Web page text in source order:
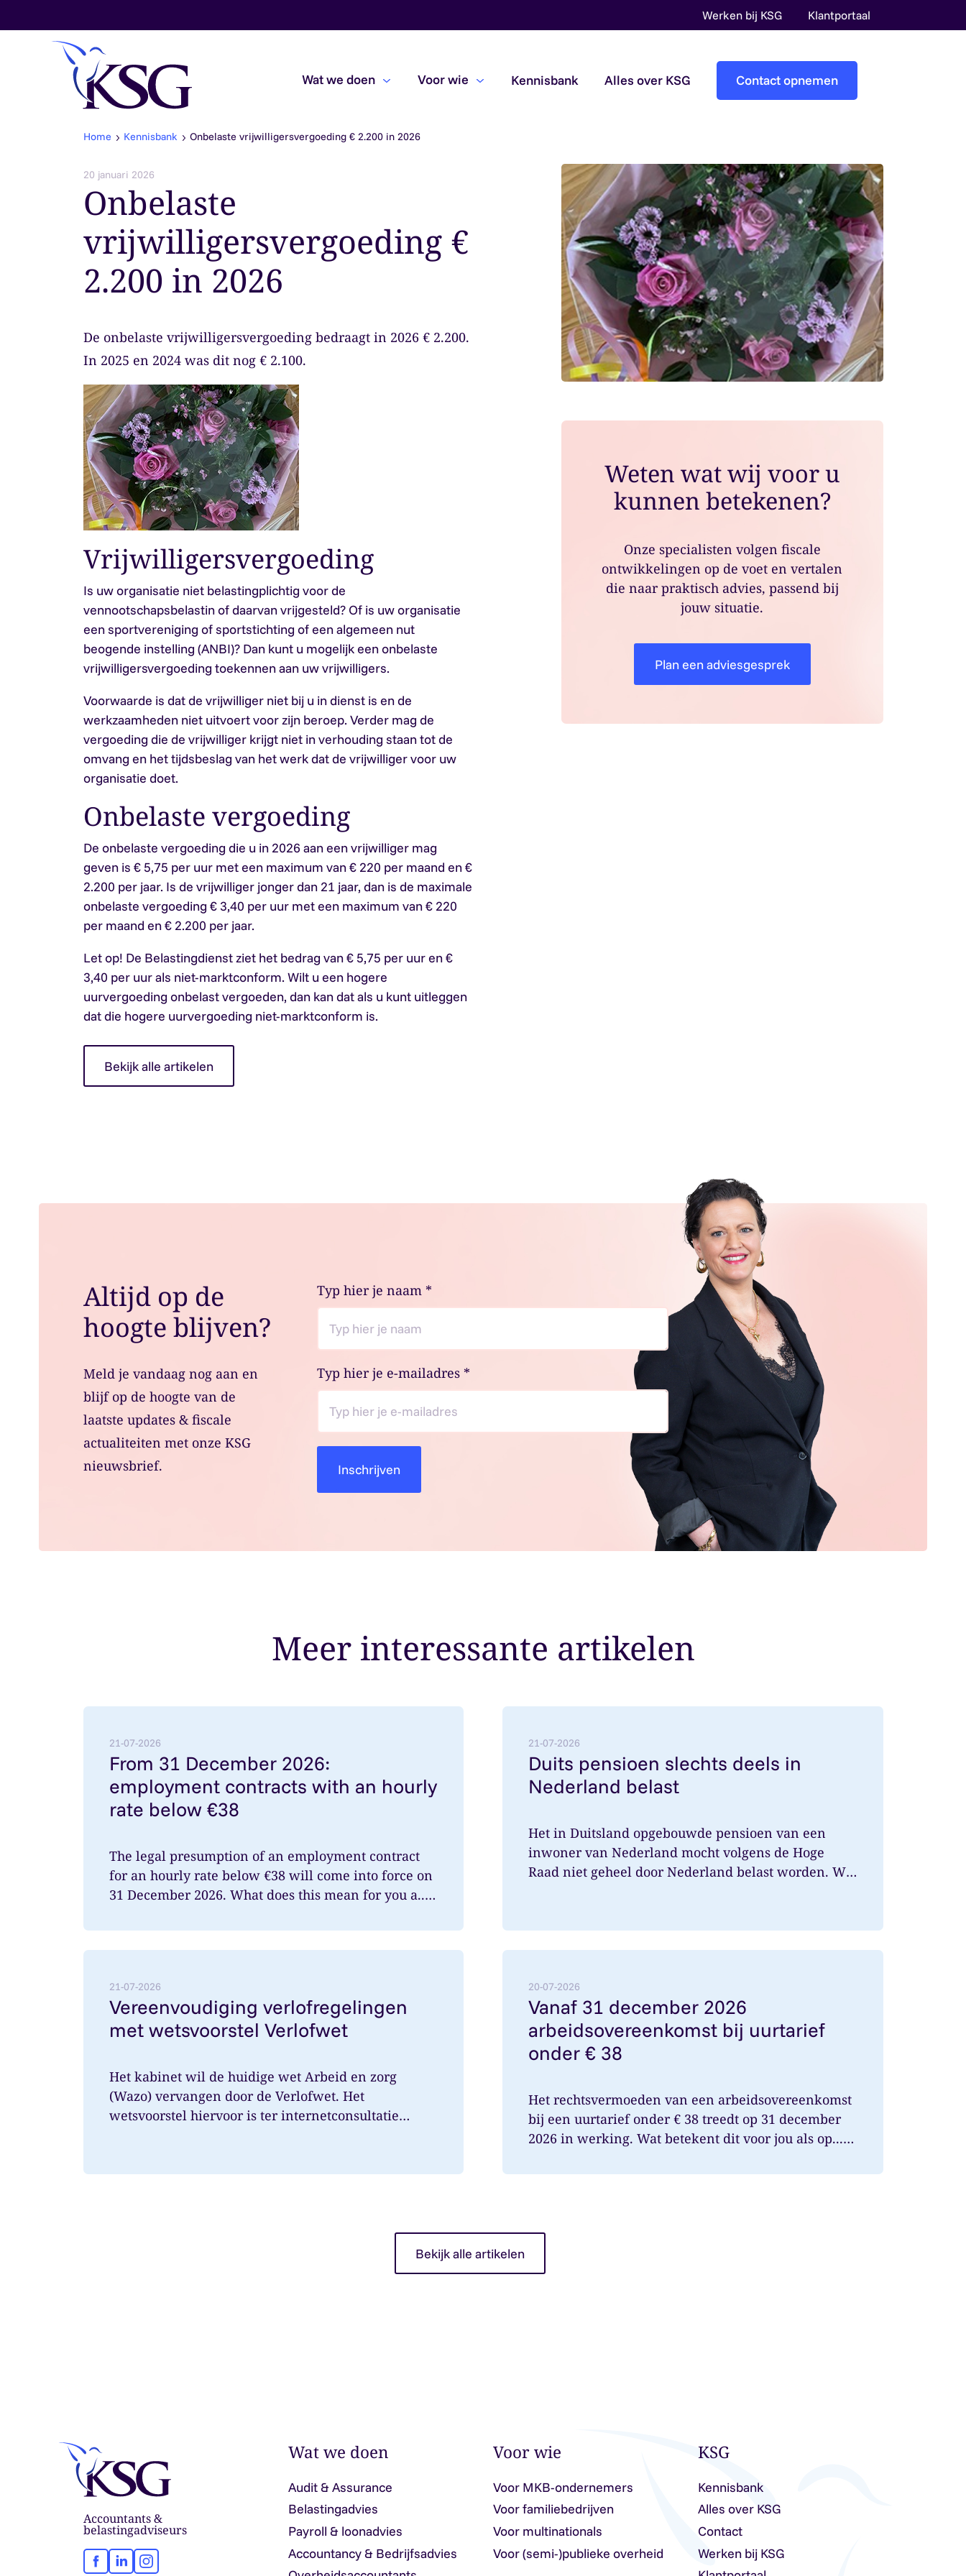
Werken bij KSG Klantportaal
Wat we doen
Belastingadvies
Payroll & Loonadvies
Accountancy & Bedrijfsadvies
Beoordelingsopdrachten
Pre-audit services
Overheidsaccountants
Voor wie Kennisbank Alles over KSG Contact opnemen
Home Kennisbank Onbelaste vrijwilligersvergoeding € 2.200 in 2026
20 januari 2026
Onbelaste
vrijwilligersvergoeding €
2.200 in 2026
De onbelaste vrijwilligersvergoeding bedraagt in 2026 € 2.200.
In 2025 en 2024 was dit nog € 2.100.
Vrijwilligersvergoeding
Is uw organisatie niet belastingplichtig voor de
vennootschapsbelastin of daarvan vrijgesteld? Of is uw organisatie
een sportvereniging of sportstichting of een algemeen nut
beogende instelling (ANBI)? Dan kunt u mogelijk een onbelaste
vrijwilligersvergoeding toekennen aan uw vrijwilligers.
Voorwaarde is dat de vrijwilliger niet bij u in dienst is en de
werkzaamheden niet uitvoert voor zijn beroep. Verder mag de
vergoeding die de vrijwilliger krijgt niet in verhouding staan tot de
omvang en het tijdsbeslag van het werk dat de vrijwilliger voor uw
organisatie doet.
Onbelaste vergoeding
De onbelaste vergoeding die u in 2026 aan een vrijwilliger mag
geven is € 5,75 per uur met een maximum van € 220 per maand en €
2.200 per jaar. Is de vrijwilliger jonger dan 21 jaar, dan is de maximale
onbelaste vergoeding € 3,40 per uur met een maximum van € 220
per maand en € 2.200 per jaar.
Let op! De Belastingdienst ziet het bedrag van € 5,75 per uur en €
3,40 per uur als niet-marktconform. Wilt u een hogere
uurvergoeding onbelast vergoeden, dan kan dat als u kunt uitleggen
dat die hogere uurvergoeding niet-marktconform is.
Bekijk alle artikelen
Weten wat wij voor u
kunnen betekenen?
Onze specialisten volgen fiscale
ontwikkelingen op de voet en vertalen
die naar praktisch advies, passend bij
jouw situatie.
Plan een adviesgesprek
Altijd op de
hoogte blijven?
Meld je vandaag nog aan en
blijf op de hoogte van de
laatste updates & fiscale
actualiteiten met onze KSG
nieuwsbrief.
Typ hier je naam *
Typ hier je e-mailadres *
Meer interessante artikelen
21-07-2026
From 31 December 2026:
employment contracts with an hourly
rate below €38
The legal presumption of an employment contract
for an hourly rate below €38 will come into force on
31 December 2026. What does this mean for you a...
21-07-2026
Duits pensioen slechts deels in
Nederland belast
Het in Duitsland opgebouwde pensioen van een
inwoner van Nederland mocht volgens de Hoge
Raad niet geheel door Nederland belast worden. Wat
21-07-2026
Vereenvoudiging verlofregelingen
met wetsvoorstel Verlofwet
Het kabinet wil de huidige wet Arbeid en zorg
(Wazo) vervangen door de Verlofwet. Het
wetsvoorstel hiervoor is ter internetconsultatie
20-07-2026
Vanaf 31 december 2026
arbeidsovereenkomst bij uurtarief
onder € 38
Het rechtsvermoeden van een arbeidsovereenkomst
bij een uurtarief onder € 38 treedt op 31 december
2026 in werking. Wat betekent dit voor jou als op...
Bekijk alle artikelen
Accountants &
belastingadviseurs
FacebookLinkedInInstagram
Wat we doen
Audit & Assurance
Belastingadvies
Payroll & loonadvies
Accountancy & Bedrijfsadvies
Voor wie
Voor MKB-ondernemers
Voor familiebedrijven
Voor multinationals
Voor (semi-)publieke overheid
KSG
Kennisbank
Alles over KSG
Contact
Werken bij KSG